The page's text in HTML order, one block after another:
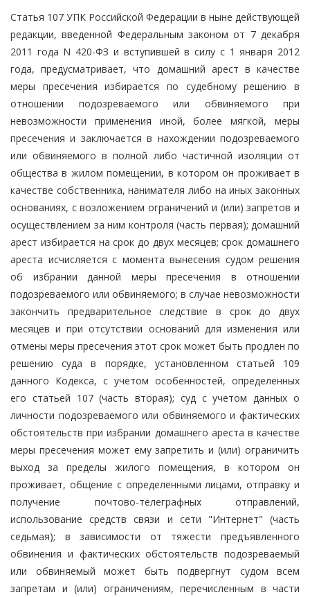
Статья 107 УПК Российской Федерации в ныне действующей
редакции, введенной Федеральным законом от 7 декабря
2011 года N 420-ФЗ и вступившей в силу с 1 января 2012
года, предусматривает, что домашний арест в качестве
меры пресечения избирается по судебному решению в
отношении подозреваемого или обвиняемого при
невозможности применения иной, более мягкой, меры
пресечения и заключается в нахождении подозреваемого
или обвиняемого в полной либо частичной изоляции от
общества в жилом помещении, в котором он проживает в
качестве собственника, нанимателя либо на иных законных
основаниях, с возложением ограничений и (или) запретов и
осуществлением за ним контроля (часть первая); домашний
арест избирается на срок до двух месяцев; срок домашнего
ареста исчисляется с момента вынесения судом решения
об избрании данной меры пресечения в отношении
подозреваемого или обвиняемого; в случае невозможности
закончить предварительное следствие в срок до двух
месяцев и при отсутствии оснований для изменения или
отмены меры пресечения этот срок может быть продлен по
решению суда в порядке, установленном статьей 109
данного Кодекса, с учетом особенностей, определенных
его статьей 107 (часть вторая); суд с учетом данных о
личности подозреваемого или обвиняемого и фактических
обстоятельств при избрании домашнего ареста в качестве
меры пресечения может ему запретить и (или) ограничить
выход за пределы жилого помещения, в котором он
проживает, общение с определенными лицами, отправку и
получение почтово-телеграфных отправлений,
использование средств связи и сети "Интернет" (часть
седьмая); в зависимости от тяжести предъявленного
обвинения и фактических обстоятельств подозреваемый
или обвиняемый может быть подвергнут судом всем
запретам и (или) ограничениям, перечисленным в части